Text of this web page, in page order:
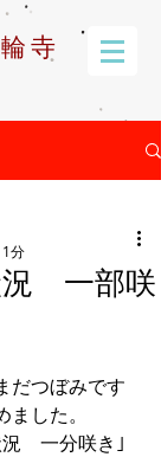
寺
況 一部咲
分
だつぼみです
した。
　一分咲き｣